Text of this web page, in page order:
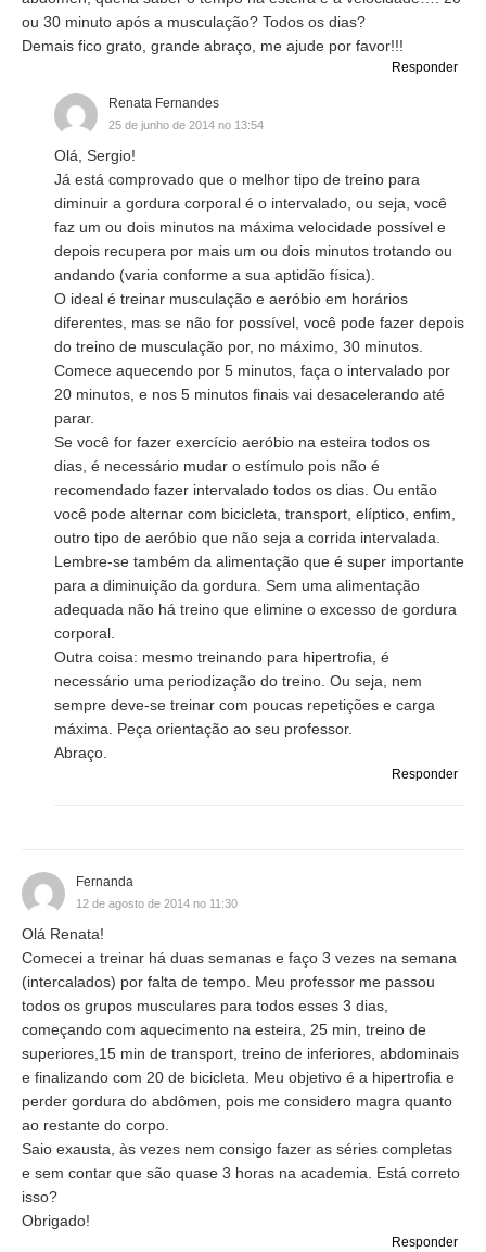
ou 30 minuto após a musculação? Todos os dias?
Demais fico grato, grande abraço, me ajude por favor!!!
Responder
Renata Fernandes
25 de junho de 2014 no 13:54
Olá, Sergio!
Já está comprovado que o melhor tipo de treino para
diminuir a gordura corporal é o intervalado, ou seja, você
faz um ou dois minutos na máxima velocidade possível e
depois recupera por mais um ou dois minutos trotando ou
andando (varia conforme a sua aptidão física).
O ideal é treinar musculação e aeróbio em horários
diferentes, mas se não for possível, você pode fazer depois
do treino de musculação por, no máximo, 30 minutos.
Comece aquecendo por 5 minutos, faça o intervalado por
20 minutos, e nos 5 minutos finais vai desacelerando até
parar.
Se você for fazer exercício aeróbio na esteira todos os
dias, é necessário mudar o estímulo pois não é
recomendado fazer intervalado todos os dias. Ou então
você pode alternar com bicicleta, transport, elíptico, enfim,
outro tipo de aeróbio que não seja a corrida intervalada.
Lembre-se também da alimentação que é super importante
para a diminuição da gordura. Sem uma alimentação
adequada não há treino que elimine o excesso de gordura
corporal.
Outra coisa: mesmo treinando para hipertrofia, é
necessário uma periodização do treino. Ou seja, nem
sempre deve-se treinar com poucas repetições e carga
máxima. Peça orientação ao seu professor.
Abraço.
Responder
Fernanda
12 de agosto de 2014 no 11:30
Olá Renata!
Comecei a treinar há duas semanas e faço 3 vezes na semana
(intercalados) por falta de tempo. Meu professor me passou
todos os grupos musculares para todos esses 3 dias,
começando com aquecimento na esteira, 25 min, treino de
superiores,15 min de transport, treino de inferiores, abdominais
e finalizando com 20 de bicicleta. Meu objetivo é a hipertrofia e
perder gordura do abdômen, pois me considero magra quanto
ao restante do corpo.
Saio exausta, às vezes nem consigo fazer as séries completas
e sem contar que são quase 3 horas na academia. Está correto
isso?
Obrigado!
Responder